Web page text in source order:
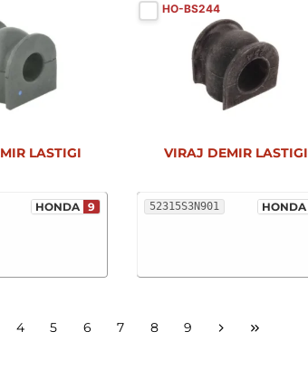
HONDA 9
LASTIGI
HO-BS244
52315S3N901 HONDA
VIRAJ DEMIR LASTIGI
4 5 6 7 8 9